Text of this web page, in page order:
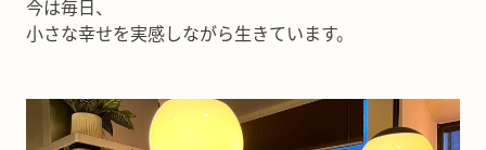
今は毎日、
小さな幸せを実感しながら生きています。